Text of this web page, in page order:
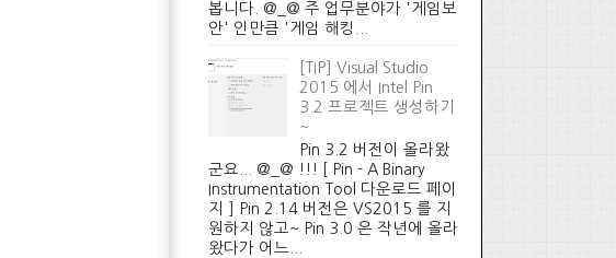
봅니다. @_@ 주 업무분야가 '게임보
안' 인만큼 '게임 해킹...
[TIP] Visual Studio
2015 에서 Intel Pin
3.2 프로젝트 생성하기
~
Pin 3.2 버전이 올라왔
군요... @_@ !!! [ Pin - A Binary
Instrumentation Tool 다운로드 페이
지 ] Pin 2.14 버전은 VS2015 를 지
원하지 않고~ Pin 3.0 은 작년에 올라
왔다가 어느...